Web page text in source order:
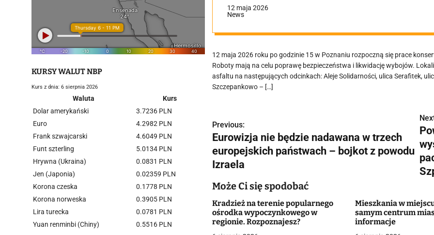
12 maja 2026
News
12 maja 2026 roku po godzinie 15 w Poznaniu rozpoczną się prace
Roboty mają na celu poprawę bezpieczeństwa i likwidację wybojów.
asfaltu na następujących odcinkach: Aleje Solidarności, ulica Serafitek,
Szczepankowo – […]
N
a
w
a
c
Previous:
Eurowizja nie będzie nadawana w trzech
europejskich państwach – bojkot z powodu
Izraela
Może Ci się spodobać
Kradzież na terenie popularnego
ośrodka wypoczynkowego w
regionie. Rozpoznajesz?
Mieszkania w
samym centrum
informacje
KURSY WALUT NBP
Kurs z dnia: 6 sierpnia 2026
Waluta
Kurs
Dolar amerykański
3.7236 PLN
Euro
4.2982 PLN
Frank szwajcarski
4.6049 PLN
Funt szterling
5.0134 PLN
Hrywna (Ukraina)
0.0831 PLN
Jen (Japonia)
0.02359 PLN
Korona czeska
0.1778 PLN
Korona norweska
0.3905 PLN
Lira turecka
0.0781 PLN
Yuan renminbi (Chiny)
0.5516 PLN